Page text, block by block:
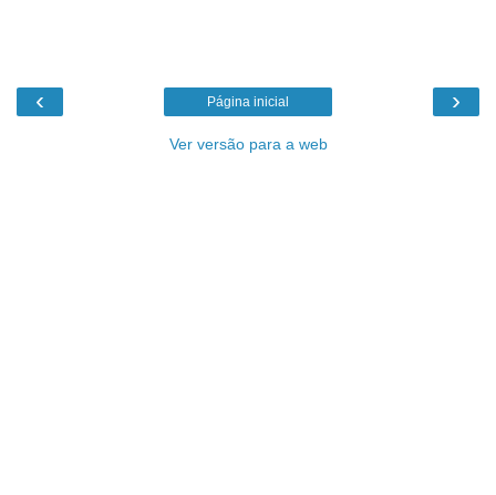
‹ ›
Página inicial
Ver versão para a web